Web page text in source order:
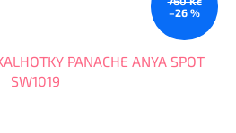
–26 %
PANACHE ANYA SPOT
SW1019